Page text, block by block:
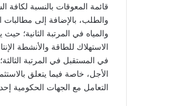
قائمة المعوقات بالنسبة لكافة
والطلب، بالإضافة إلى مطالبات
والمياه في المرتبة الثانية؛
الاستهلاك للطاقة والأنشطة
في المستقبل في المرتبة
الأجل، خاصة فيما يتعلق
التعامل مع الجهات الحكومية